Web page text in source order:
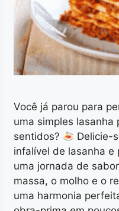
Você já parou para
uma simples lasanha
sentidos?
Delicie-
infalível de lasanha
uma jornada de
massa, o molho e o
uma harmonia